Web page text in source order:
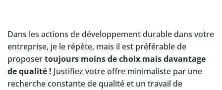
Dans les actions de développement durable dans votre
entreprise, je le répète, mais il est préférable de
proposertoujours moins de choix mais davantage
de qualité ! Justifiez votre offre minimaliste par une
recherche constante de qualité et un travail de